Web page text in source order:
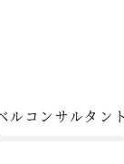
ルコンサルタン